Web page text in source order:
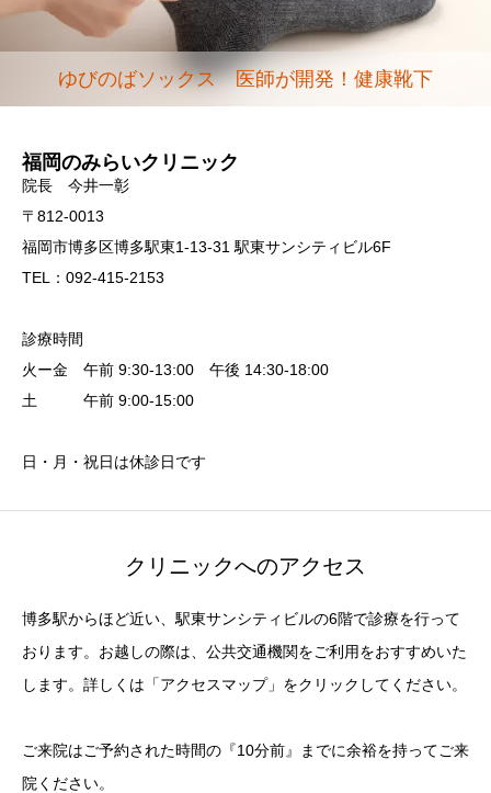
ゆびのばソックス 医師が開発！健康靴下
福岡のみらいクリニック
院長 今井一彰
〒812-0013
福岡市博多区博多駅東1-13-31 駅東サンシティビル6F
TEL：092-415-2153
診療時間
火ー金 午前 9:30-13:00 午後 14:30-18:00
土 午前 9:00-15:00
日・月・祝日は休診日です
クリニックへのアクセス
博多駅からほど近い、駅東サンシティビルの6階で診療を行って
おります。お越しの際は、公共交通機関をご利用をおすすめいた
します。詳しくは「アクセスマップ」をクリックしてください。
ご来院はご予約された時間の『10分前』までに余裕を持ってご来
院ください。